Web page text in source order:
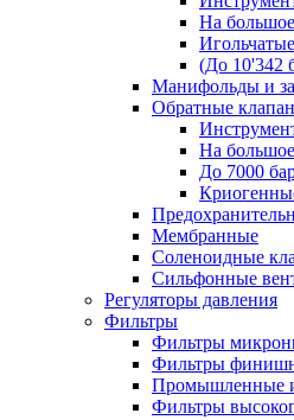
На
(До 10'342
Манифольды и
Обратные
На
До 7000
Мембранные
Соленоидные
Сильфонные
Регуляторы давления
Фильтры
Фильтры
Фильтры
Промышленные
Фильтры